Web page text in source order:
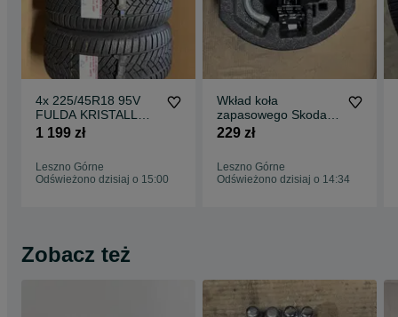
4x 225/45R18 95V
FULDA KRISTALL
CONTROLL 2 opon
1 199 zł
Leszno Górne
Odświeżono dzisiaj o 15:00
Wkład koła
zapasowego Skoda
Roomster
229 zł
Leszno Górne
Odświeżono dzisiaj o 14:34
Zobacz też